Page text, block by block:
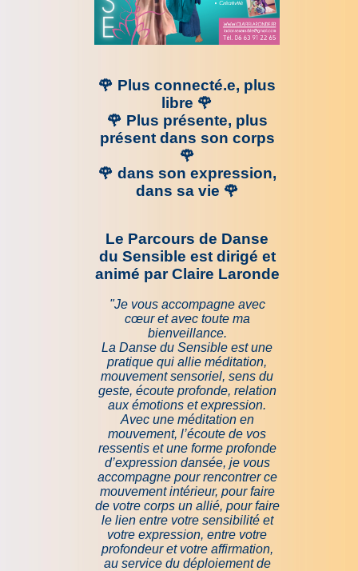
🌹 Plus connecté.e, plus
libre 🌹
🌹 Plus présente, plus
présent dans son corps
🌹
🌹 dans son expression,
dans sa vie 🌹
Le Parcours de Danse
du Sensible est dirigé et
animé par Claire Laronde
"Je vous accompagne avec
cœur et avec toute ma
bienveillance.
La Danse du Sensible est une
pratique qui allie méditation,
mouvement sensoriel, sens du
geste, écoute profonde, relation
aux émotions et expression.
Avec une méditation en
mouvement, l’écoute de vos
ressentis et une forme profonde
d’expression dansée, je vous
accompagne pour rencontrer ce
mouvement intérieur, pour faire
de votre corps un allié, pour faire
le lien entre votre sensibilité et
votre expression, entre votre
profondeur et votre affirmation,
au service du déploiement de